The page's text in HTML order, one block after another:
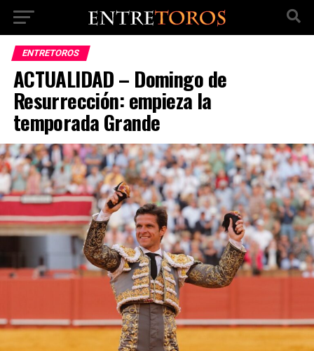
ENTRETOROS
ACTUALIDAD – Domingo de
Resurrección: empieza la
temporada Grande